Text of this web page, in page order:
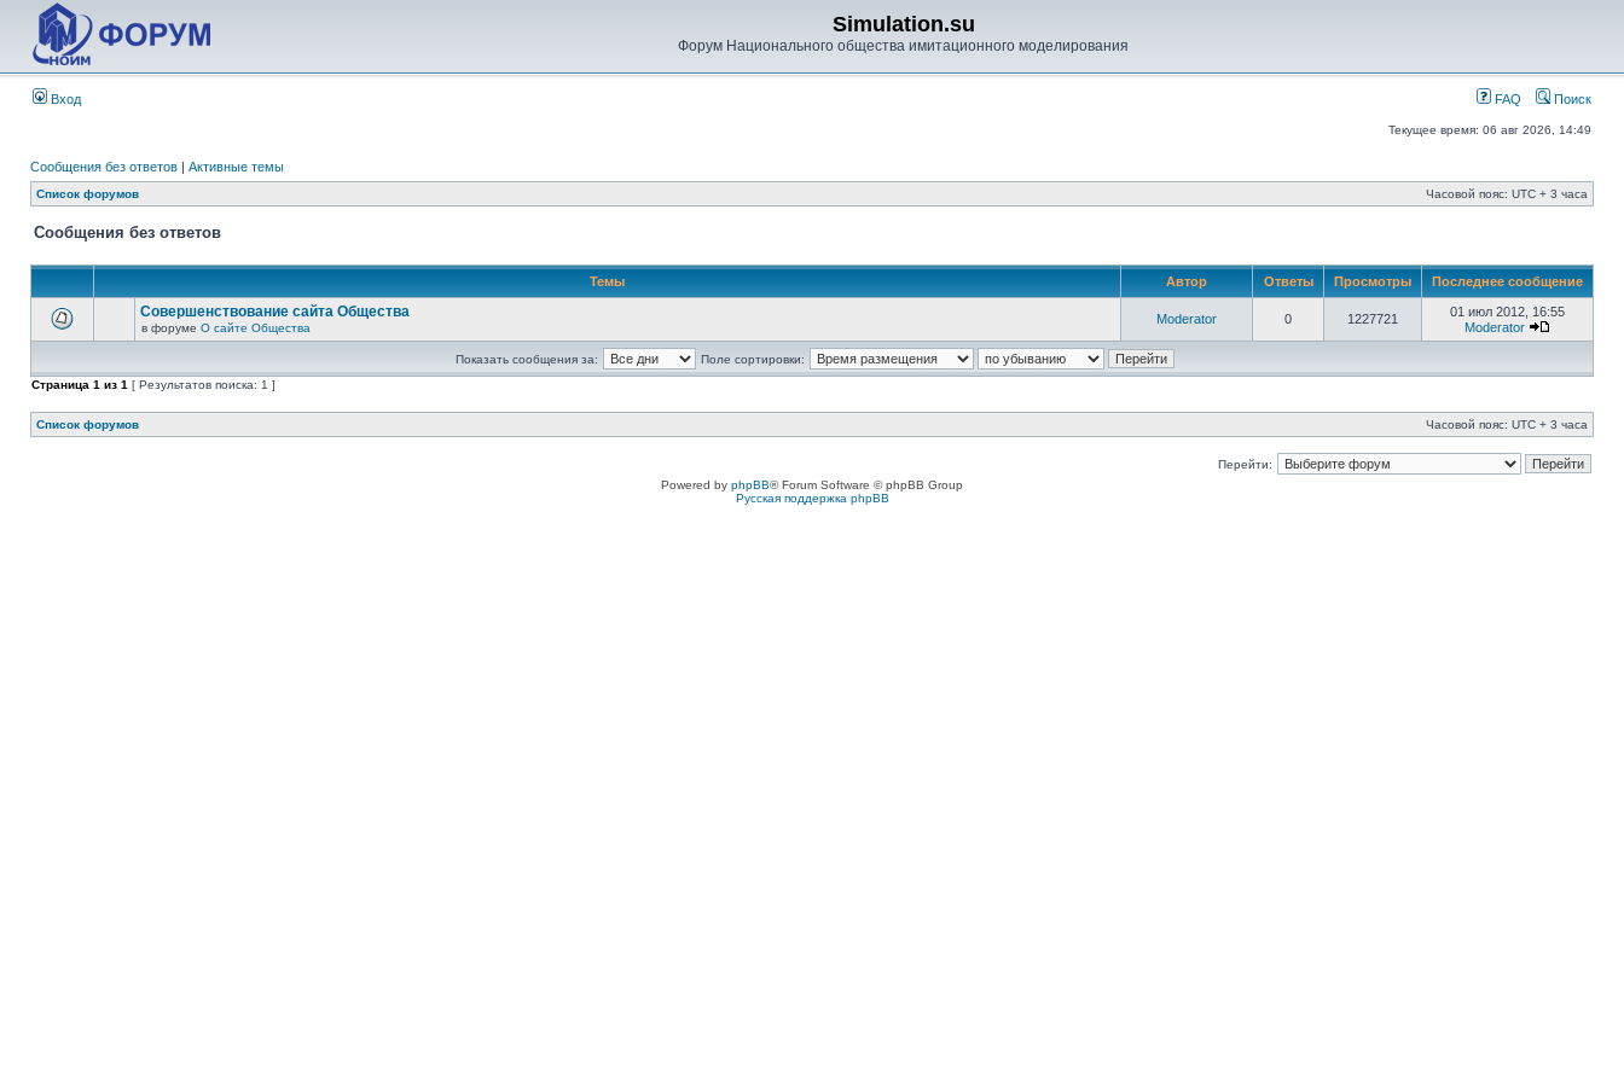
Simulation.su
Форум Национального общества имитационного моделирования
Вход FAQ Поиск
Текущее время: 06 авг 2026, 14:49
Сообщения без ответов | Активные темы
Список форумов Часовой пояс: UTC + 3 часа
Сообщения без ответов
Темы Автор Ответы Просмотры Последнее сообщение
Совершенствование сайта Общества
в форуме О сайте Общества
Moderator 0 1227721
01 июл 2012, 16:55
Moderator
Показать сообщения за:
Поле сортировки:
Страница 1 из 1 [ Результатов поиска: 1 ]
Список форумов Часовой пояс: UTC + 3 часа
Перейти:
Powered by phpBB® Forum Software © phpBB Group
Русская поддержка phpBB